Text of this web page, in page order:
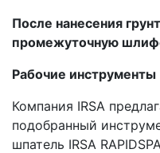
После нанесения
промежуточную
Рабочие инструменты
Компания IRSA
подобранный
шпатель IRSA